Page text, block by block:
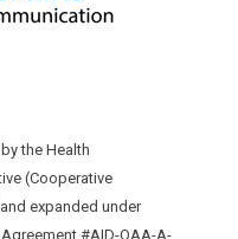
the Health
(Cooperative
expanded under
#AID-OAA-A-